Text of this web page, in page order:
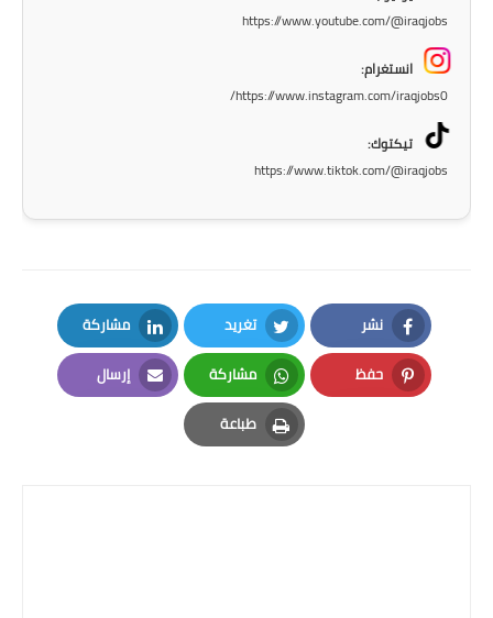
استمارة القبول المركزي
نتائج القبول المركزي
الطقس
العطل
https://www.youtube.com/@iraqjobs
انستغرام:
https://www.instagram.com/iraqjobs0/
تيكتوك:
https://www.tiktok.com/@iraqjobs
نشر
Facebook
تغريد
Twitter
مشاركة
LinkedIn
حفظ
Pinterest
مشاركة
Whatsapp
إرسال
Email
طباعة
Print